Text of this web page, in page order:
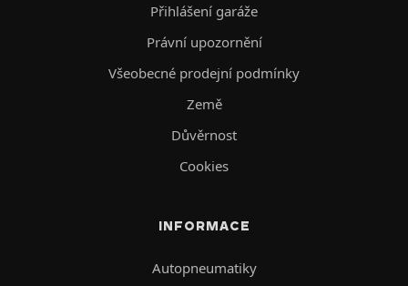
Přihlášení garáže
Právní upozornění
Všeobecné prodejní podmínky
Země
Důvěrnost
Cookies
INFORMACE
Autopneumatiky